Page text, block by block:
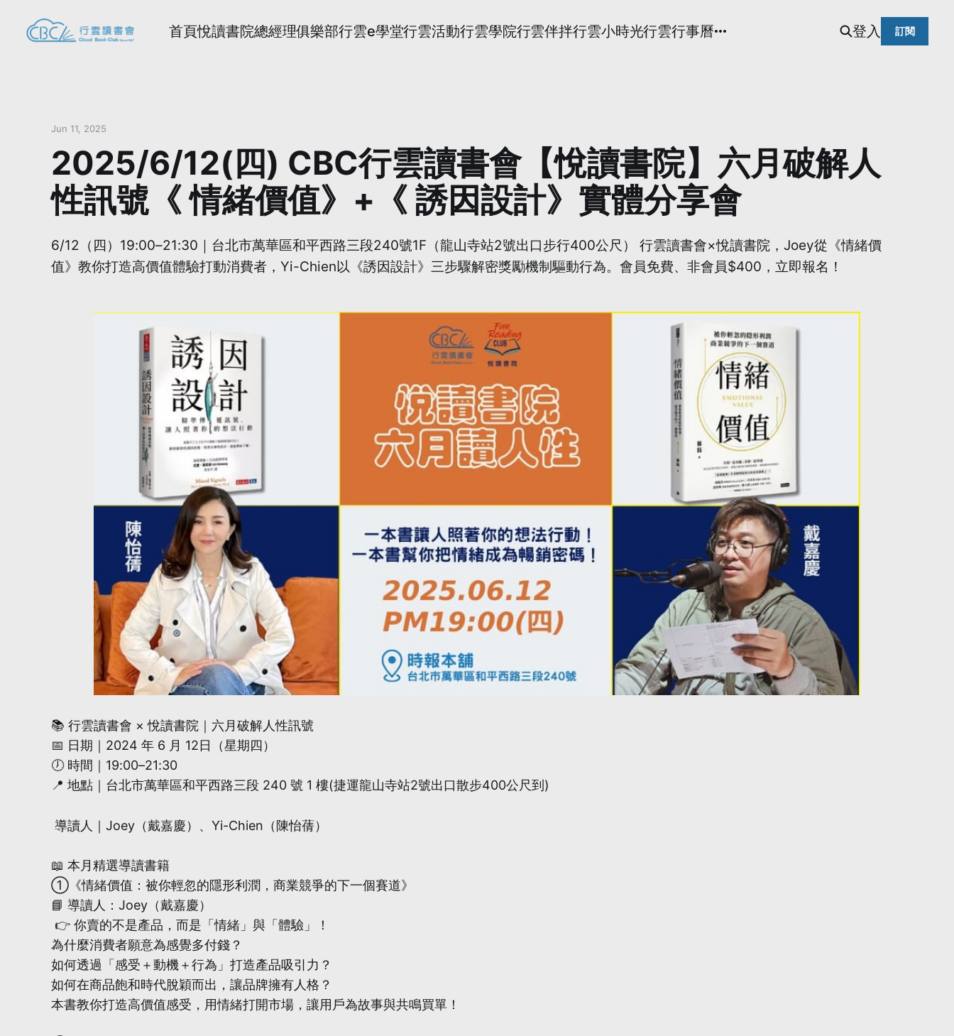
首頁悅讀書院總經理俱樂部行雲e學堂行雲活動行雲學院行雲伴拌行雲小時光行雲行事曆 登入 訂閱
Jun 11, 2025
2025/6/12(四) CBC行雲讀書會【悅讀書院】六月破解人
性訊號《 情緒價值》+《 誘因設計》實體分享會
6/12（四）19:00–21:30｜台北市萬華區和平西路三段240號1F（龍山寺站2號出口步行400公尺） 行雲讀書會×悅讀書院，Joey從《情緒價
值》教你打造高價值體驗打動消費者，Yi-Chien以《誘因設計》三步驟解密獎勵機制驅動行為。會員免費、非會員$400，立即報名！
📚 行雲讀書會 × 悅讀書院｜六月破解人性訊號
📅 日期｜2024 年 6 月 12日（星期四）
🕖 時間｜19:00–21:30
📍 地點｜台北市萬華區和平西路三段 240 號 1 樓(捷運龍山寺站2號出口散步400公尺到)
導讀人｜Joey（戴嘉慶）、Yi-Chien（陳怡蒨）
📖 本月精選導讀書籍
①《情緒價值：被你輕忽的隱形利潤，商業競爭的下一個賽道》
📘 導讀人：Joey（戴嘉慶）
👉 你賣的不是產品，而是「情緒」與「體驗」！
為什麼消費者願意為感覺多付錢？
如何透過「感受＋動機＋行為」打造產品吸引力？
如何在商品飽和時代脫穎而出，讓品牌擁有人格？
本書教你打造高價值感受，用情緒打開市場，讓用戶為故事與共鳴買單！